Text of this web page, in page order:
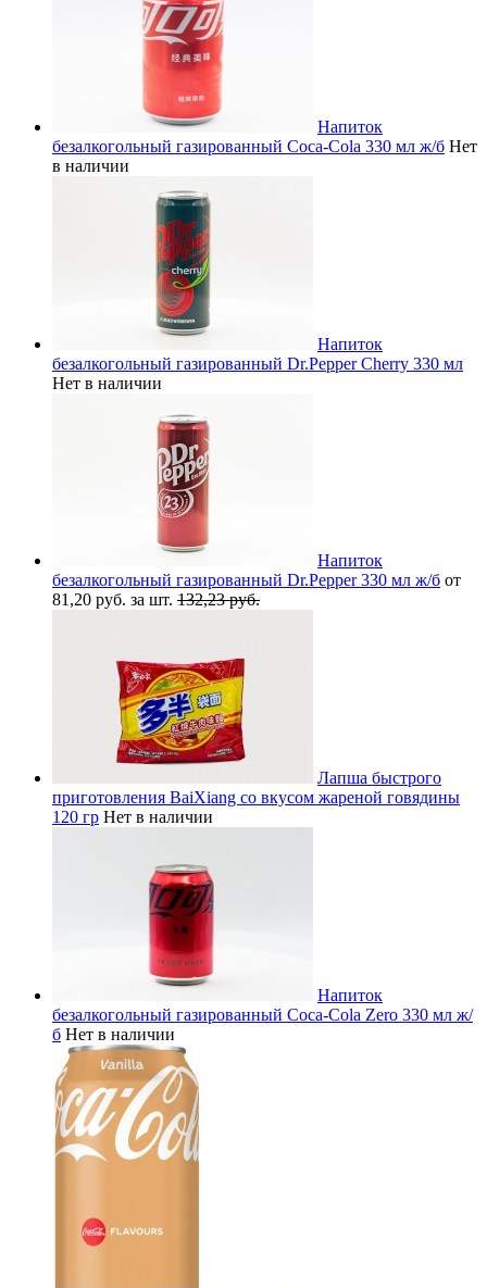
Напиток
безалкогольный газированный Coca-Cola 330 мл ж/б Нет
в наличии
Напиток
безалкогольный газированный Dr.Pepper Cherry 330 мл
Нет в наличии
Напиток
безалкогольный газированный Dr.Pepper 330 мл ж/б от
81,20 руб. за шт. 132,23 руб.
Лапша быстрого
приготовления BaiXiang со вкусом жареной говядины
120 гр Нет в наличии
Напиток
безалкогольный газированный Coca-Cola Zero 330 мл ж/
б Нет в наличии